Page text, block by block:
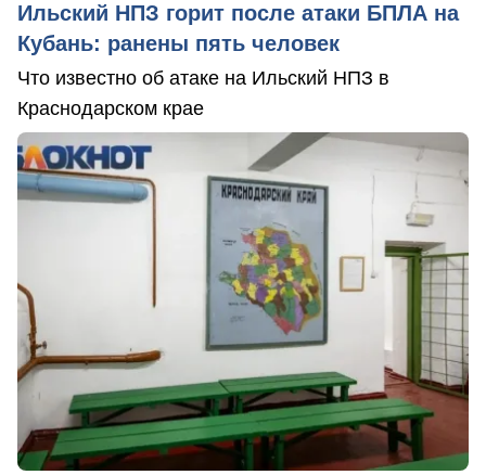
Ильский НПЗ горит после атаки БПЛА на
Кубань: ранены пять человек
Что известно об атаке на Ильский НПЗ в
Краснодарском крае